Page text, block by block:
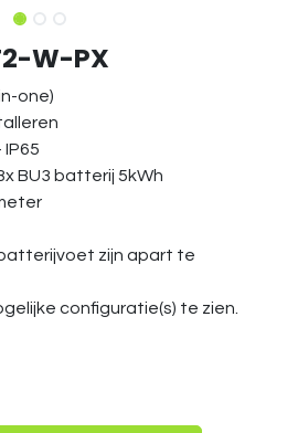
W-PX
one)
IP65
BU3 batterij 5kWh
zijn apart te
configuratie(s) te zien.